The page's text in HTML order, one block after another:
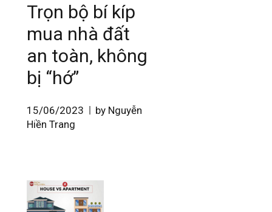
Trọn bộ bí kíp
mua nhà đất
an toàn, không
bị “hớ”
15/06/2023
by Nguyễn
Hiền Trang